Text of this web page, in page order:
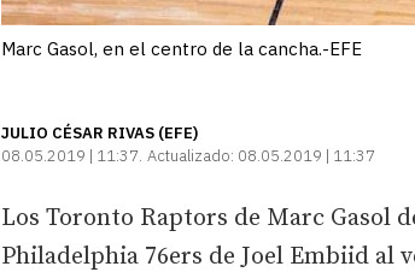
Marc Gasol, en el centro de la cancha.-EFE
JULIO CÉSAR RIVAS (EFE)
08.05.2019 | 11:37 Actualizado: 08.05.2019 | 11:37
Los Toronto Raptors de Marc Gasol
Philadelphia 76ers de Joel Embiid al